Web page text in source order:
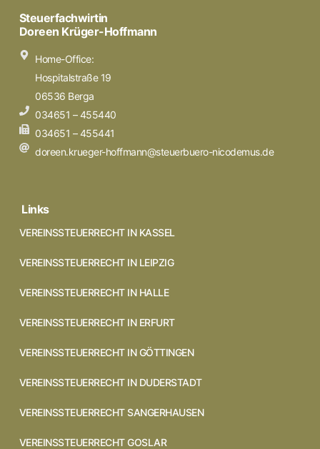
Steuerfachwirtin
Doreen Krüger-Hoffmann
Home-Office:
Hospitalstraße 19
06536 Berga
034651 – 455440
034651 – 455441
doreen.krueger-hoffmann@steuerbuero-nicodemus.de
Links
VEREINSSTEUERRECHT IN KASSEL
VEREINSSTEUERRECHT IN LEIPZIG
VEREINSSTEUERRECHT IN HALLE
VEREINSSTEUERRECHT IN ERFURT
VEREINSSTEUERRECHT IN GÖTTINGEN
VEREINSSTEUERRECHT IN DUDERSTADT
VEREINSSTEUERRECHT SANGERHAUSEN
VEREINSSTEUERRECHT GOSLAR